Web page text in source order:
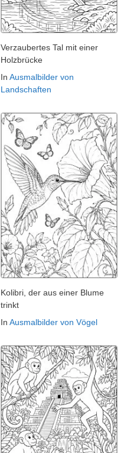
Verzaubertes Tal mit einer
Holzbrücke
In Ausmalbilder von
Landschaften
Kolibri, der aus einer Blume
trinkt
In Ausmalbilder von Vögel